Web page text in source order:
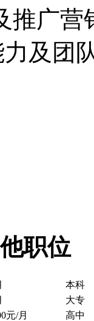
推广营
及团
职位
本科
大专
元/月
高中